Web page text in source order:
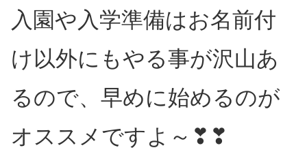
入園や入学準備はお名前付
け以外にもやる事が沢山あ
るので、早めに始めるのが
オススメですよ～❣❣